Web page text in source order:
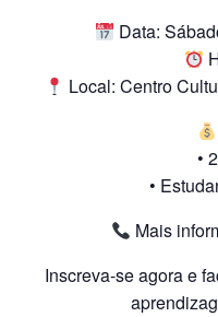
Data:
Local: Centro
•
•
Mais
Inscreva-se agora e